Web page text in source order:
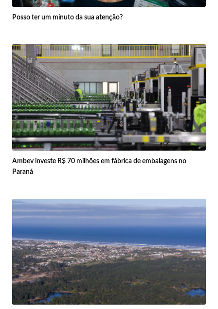
Posso ter um minuto da sua atenção?
Ambev investe R$ 70 milhões em fábrica de embalagens no
Paraná